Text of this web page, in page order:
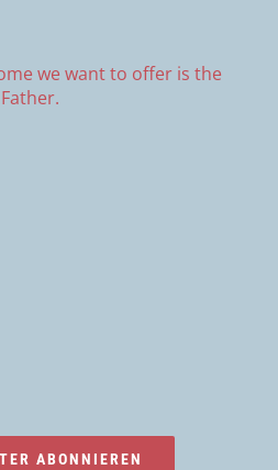
we want to offer is the
ABONNIEREN